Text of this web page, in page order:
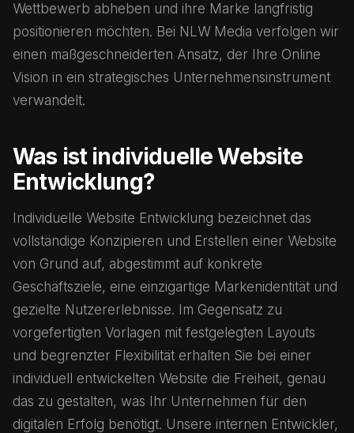
Wettbewerb abheben und ihre Marke langfristig
positionieren möchten. Bei NLW Media verfolgen wir
einen maßgeschneiderten Ansatz, der Ihre Online
Vision in ein strategisches Unternehmensinstrument
verwandelt.
Was ist individuelle Website
Entwicklung?
Individuelle Website Entwicklung bezeichnet das
vollständige Konzipieren und Erstellen einer Website
von Grund auf, abgestimmt auf konkrete
Geschäftsziele, eine einzigartige Markenidentität und
gezielte Nutzererlebnisse. Im Gegensatz zu
vorgefertigten Vorlagen mit festgelegten Layouts
und begrenzter Flexibilität erhalten Sie bei einer
individuell entwickelten Website die Freiheit, genau
das zu gestalten, was Ihr Unternehmen für den
digitalen Erfolg benötigt. Unsere internen Entwickler,